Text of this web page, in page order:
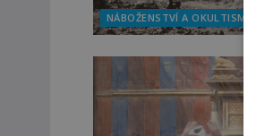
NÁBOŽENSTVÍ A OKULTISMUS